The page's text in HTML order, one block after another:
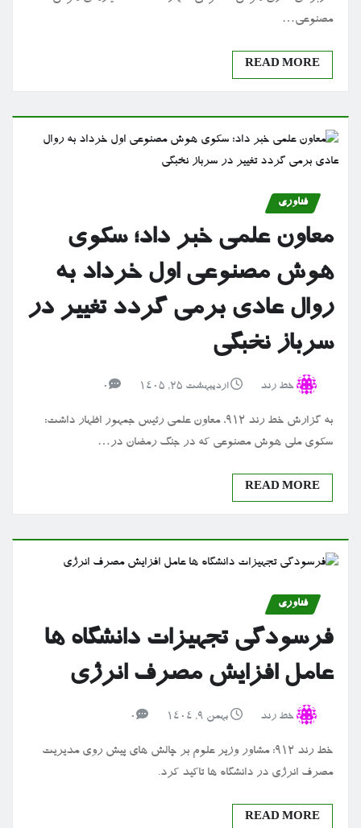
مصنوعی…
READ MORE
فناوری
معاون علمی خبر داد؛ سکوی
هوش مصنوعی اول خرداد به
روال عادی برمی گردد تغییر در
سرباز نخبگی
خط رند اردیبهشت ۲۵, ۱۴۰۵ 0
به گزارش خط رند 912، معاون علمی رئیس جمهور اظهار داشت:
سکوی ملی هوش مصنوعی که در جنگ رمضان در…
READ MORE
فناوری
فرسودگی تجهیزات دانشگاه ها
عامل افزایش مصرف انرژی
خط رند بهمن ۹, ۱۴۰۴ 0
خط رند 912: مشاور وزیر علوم بر چالش های پیش روی مدیریت
مصرف انرژی در دانشگاه ها تاکید کرد.
READ MORE